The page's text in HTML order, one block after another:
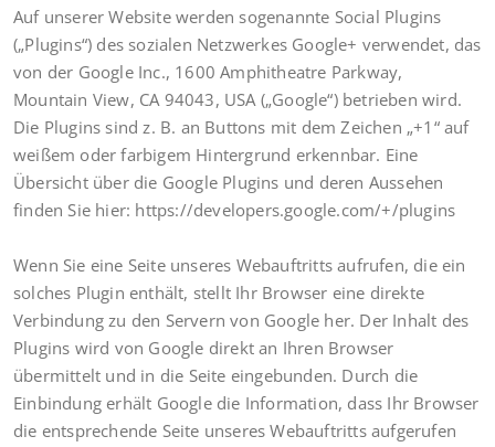
Auf unserer Website werden sogenannte Social Plugins
(„Plugins“) des sozialen Netzwerkes Google+ verwendet, das
von der Google Inc., 1600 Amphitheatre Parkway,
Mountain View, CA 94043, USA („Google“) betrieben wird.
Die Plugins sind z. B. an Buttons mit dem Zeichen „+1“ auf
weißem oder farbigem Hintergrund erkennbar. Eine
Übersicht über die Google Plugins und deren Aussehen
finden Sie hier: https://developers.google.com/+/plugins
Wenn Sie eine Seite unseres Webauftritts aufrufen, die ein
solches Plugin enthält, stellt Ihr Browser eine direkte
Verbindung zu den Servern von Google her. Der Inhalt des
Plugins wird von Google direkt an Ihren Browser
übermittelt und in die Seite eingebunden. Durch die
Einbindung erhält Google die Information, dass Ihr Browser
die entsprechende Seite unseres Webauftritts aufgerufen